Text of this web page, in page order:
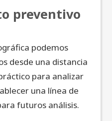
preventivo
podemos
desde una distancia
para analizar
una línea de
futuros análisis.